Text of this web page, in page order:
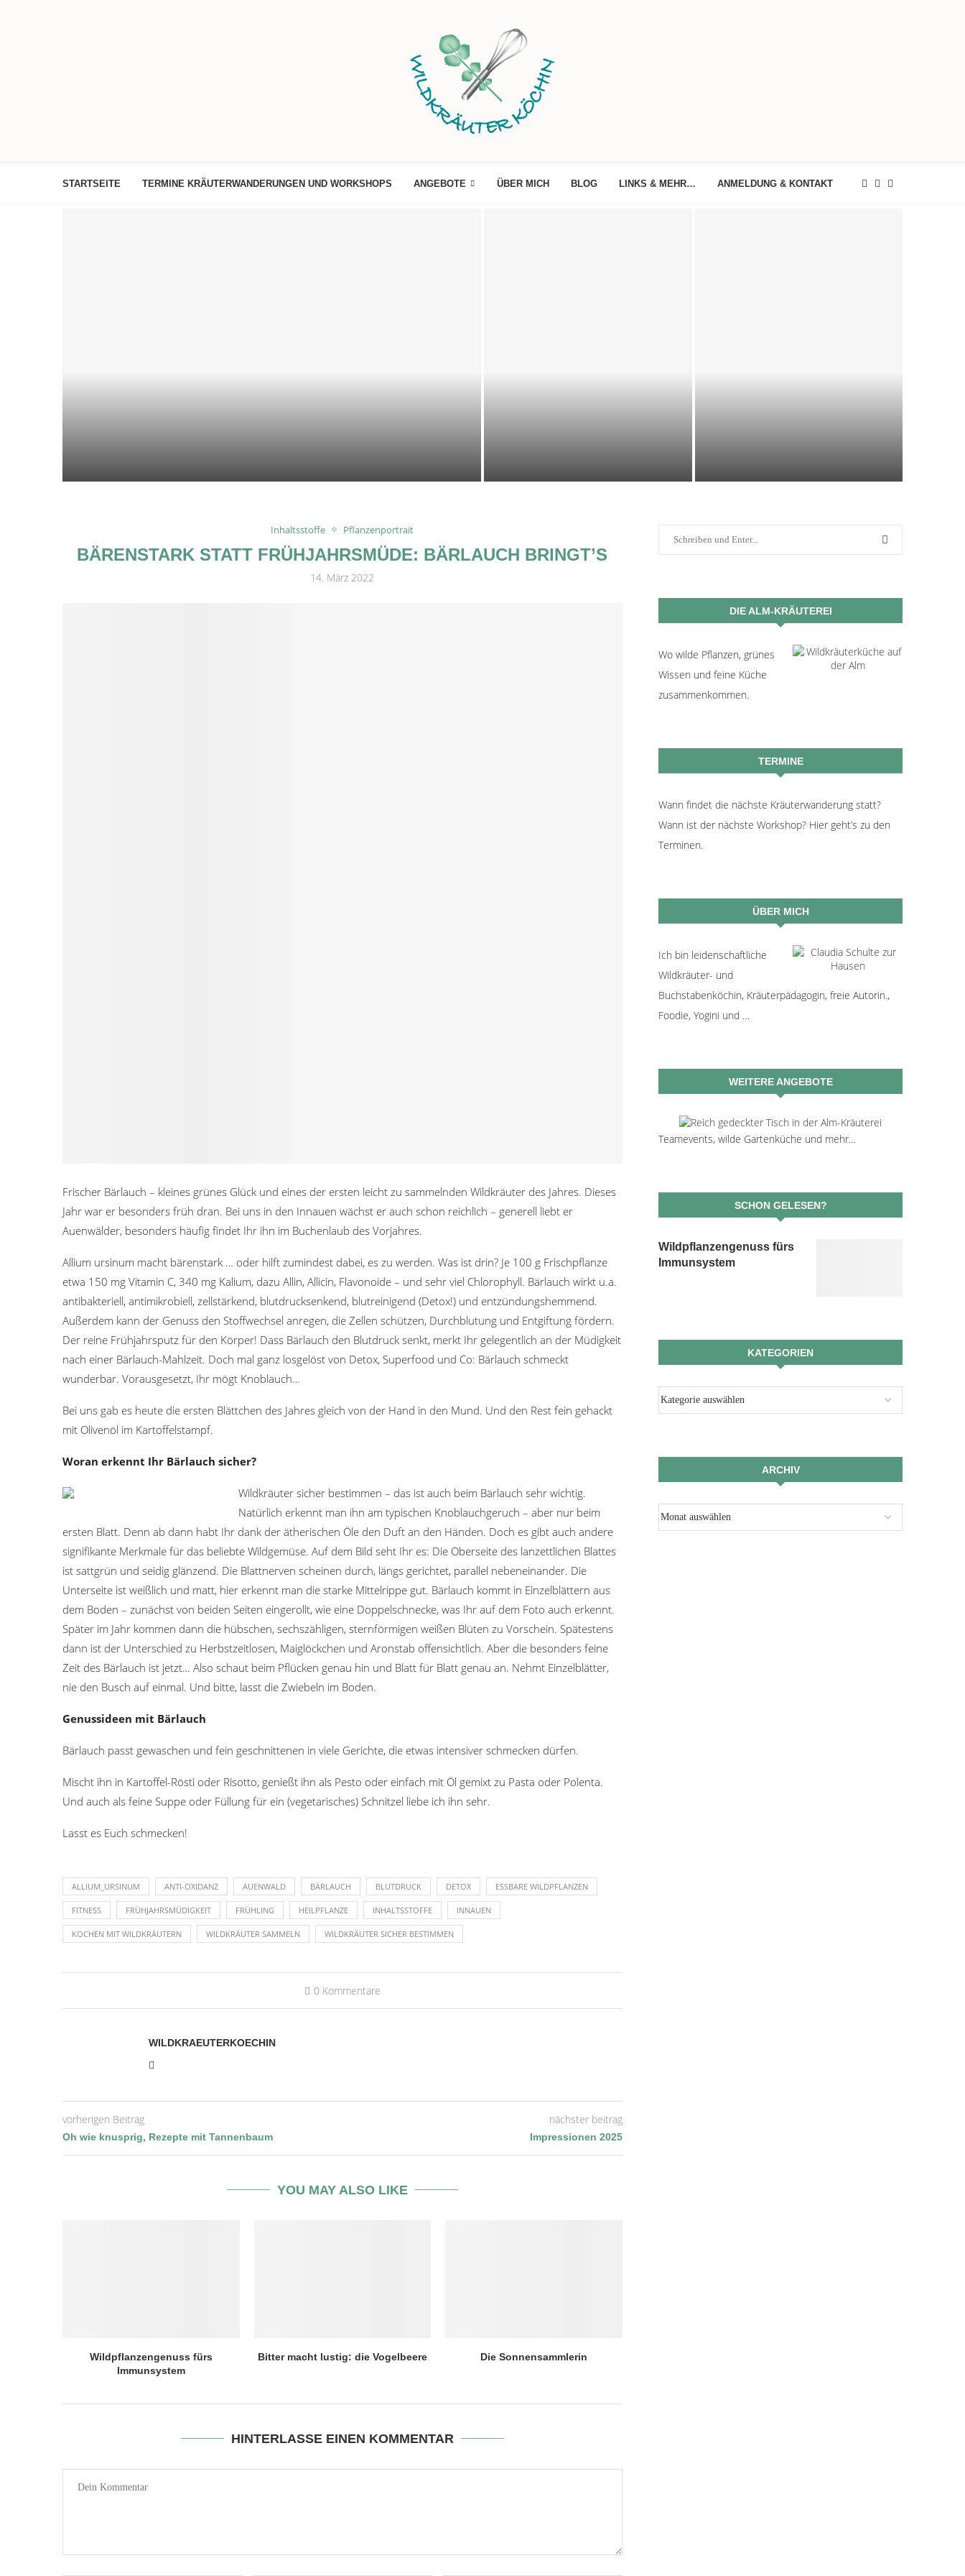
STARTSEITE TERMINE KRÄUTERWANDERUNGEN UND WORKSHOPS ANGEBOTE ÜBER MICH BLOG LINKS & MEHR… ANMELDUNG & KONTAKT
Inhaltsstoffe Pflanzenportrait
BÄRENSTARK STATT FRÜHJAHRSMÜDE: BÄRLAUCH BRINGT’S
14. März 2022
Frischer Bärlauch – kleines grünes Glück und eines der ersten leicht zu sammelnden Wildkräuter des Jahres. Dieses
Jahr war er besonders früh dran. Bei uns in den Innauen wächst er auch schon reichlich – generell liebt er
Auenwälder, besonders häufig findet Ihr ihn im Buchenlaub des Vorjahres.
Allium ursinum macht bärenstark … oder hilft zumindest dabei, es zu werden. Was ist drin? Je 100 g Frischpflanze
etwa 150 mg Vitamin C, 340 mg Kalium, dazu Allin, Allicin, Flavonoide – und sehr viel Chlorophyll. Bärlauch wirkt u.a.
antibakteriell, antimikrobiell, zellstärkend, blutdrucksenkend, blutreinigend (Detox!) und entzündungshemmend.
Außerdem kann der Genuss den Stoffwechsel anregen, die Zellen schützen, Durchblutung und Entgiftung fördern.
Der reine Frühjahrsputz für den Körper! Dass Bärlauch den Blutdruck senkt, merkt Ihr gelegentlich an der Müdigkeit
nach einer Bärlauch-Mahlzeit. Doch mal ganz losgelöst von Detox, Superfood und Co: Bärlauch schmeckt
wunderbar. Vorausgesetzt, Ihr mögt Knoblauch…
Bei uns gab es heute die ersten Blättchen des Jahres gleich von der Hand in den Mund. Und den Rest fein gehackt
mit Olivenöl im Kartoffelstampf.
Woran erkennt Ihr Bärlauch sicher?
Wildkräuter sicher bestimmen – das ist auch beim Bärlauch sehr wichtig.
Natürlich erkennt man ihn am typischen Knoblauchgeruch – aber nur beim
ersten Blatt. Denn ab dann habt Ihr dank der ätherischen Öle den Duft an den Händen. Doch es gibt auch andere
signifikante Merkmale für das beliebte Wildgemüse. Auf dem Bild seht Ihr es: Die Oberseite des lanzettlichen Blattes
ist sattgrün und seidig glänzend. Die Blattnerven scheinen durch, längs gerichtet, parallel nebeneinander. Die
Unterseite ist weißlich und matt, hier erkennt man die starke Mittelrippe gut. Bärlauch kommt in Einzelblättern aus
dem Boden – zunächst von beiden Seiten eingerollt, wie eine Doppelschnecke, was Ihr auf dem Foto auch erkennt.
Später im Jahr kommen dann die hübschen, sechszähligen, sternförmigen weißen Blüten zu Vorschein. Spätestens
dann ist der Unterschied zu Herbstzeitlosen, Maiglöckchen und Aronstab offensichtlich. Aber die besonders feine
Zeit des Bärlauch ist jetzt… Also schaut beim Pflücken genau hin und Blatt für Blatt genau an. Nehmt Einzelblätter,
nie den Busch auf einmal. Und bitte, lasst die Zwiebeln im Boden.
Genussideen mit Bärlauch
Bärlauch passt gewaschen und fein geschnittenen in viele Gerichte, die etwas intensiver schmecken dürfen.
Mischt ihn in Kartoffel-Rösti oder Risotto, genießt ihn als Pesto oder einfach mit Öl gemixt zu Pasta oder Polenta.
Und auch als feine Suppe oder Füllung für ein (vegetarisches) Schnitzel liebe ich ihn sehr.
Lasst es Euch schmecken!
ALLIUM_URSINUM ANTI-OXIDANZ AUENWALD BÄRLAUCH BLUTDRUCK DETOX ESSBARE WILDPFLANZEN
FITNESS FRÜHJAHRSMÜDIGKEIT FRÜHLING HEILPFLANZE INHALTSSTOFFE INNAUEN
KOCHEN MIT WILDKRÄUTERN WILDKRÄUTER SAMMELN WILDKRÄUTER SICHER BESTIMMEN
0 Kommentare
WILDKRAEUTERKOECHIN
vorherigen Beitrag
Oh wie knusprig, Rezepte mit Tannenbaum
nächster beitrag
Impressionen 2025
YOU MAY ALSO LIKE
Wildpflanzengenuss fürs
Immunsystem
Bitter macht lustig: die Vogelbeere Die Sonnensammlerin
HINTERLASSE EINEN KOMMENTAR
DIE ALM-KRÄUTEREI
Wo wilde Pflanzen, grünes
Wissen und feine Küche
zusammenkommen.
TERMINE
Wann findet die nächste Kräuterwanderung statt?
Wann ist der nächste Workshop? Hier geht’s zu den
Terminen.
ÜBER MICH
Ich bin leidenschaftliche
Wildkräuter- und
Buchstabenköchin, Kräuterpädagogin, freie Autorin.,
Foodie, Yogini und …
WEITERE ANGEBOTE
Teamevents, wilde Gartenküche und mehr…
SCHON GELESEN?
Wildpflanzengenuss fürs
Immunsystem
KATEGORIEN
ARCHIV